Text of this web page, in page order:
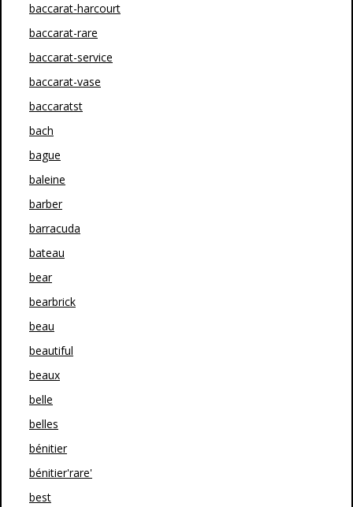
baccarat-harcourt
baccarat-rare
baccarat-service
baccarat-vase
baccaratst
bach
bague
baleine
barber
barracuda
bateau
bear
bearbrick
beau
beautiful
beaux
belle
belles
bénitier
bénitier'rare'
best